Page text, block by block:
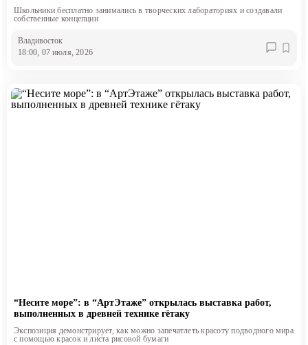
Школьники бесплатно занимались в творческих лабораториях и создавали
собственные концепции
Владивосток
18:00, 07 июля, 2026
“Несите море”: в “АртЭтаже” открылась выставка работ,
выполненных в древней технике гётаку
Экспозиция демонстрирует, как можно запечатлеть красоту подводного мира
с помощью красок и листа рисовой бумаги